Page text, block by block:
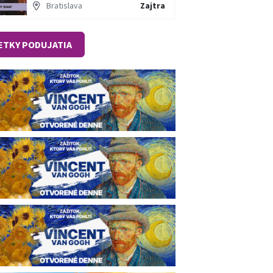
Bratislava Zajtra
PODUJATIA